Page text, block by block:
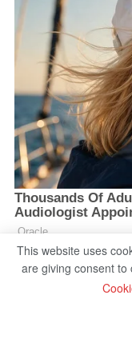
This website uses
are giving consent to